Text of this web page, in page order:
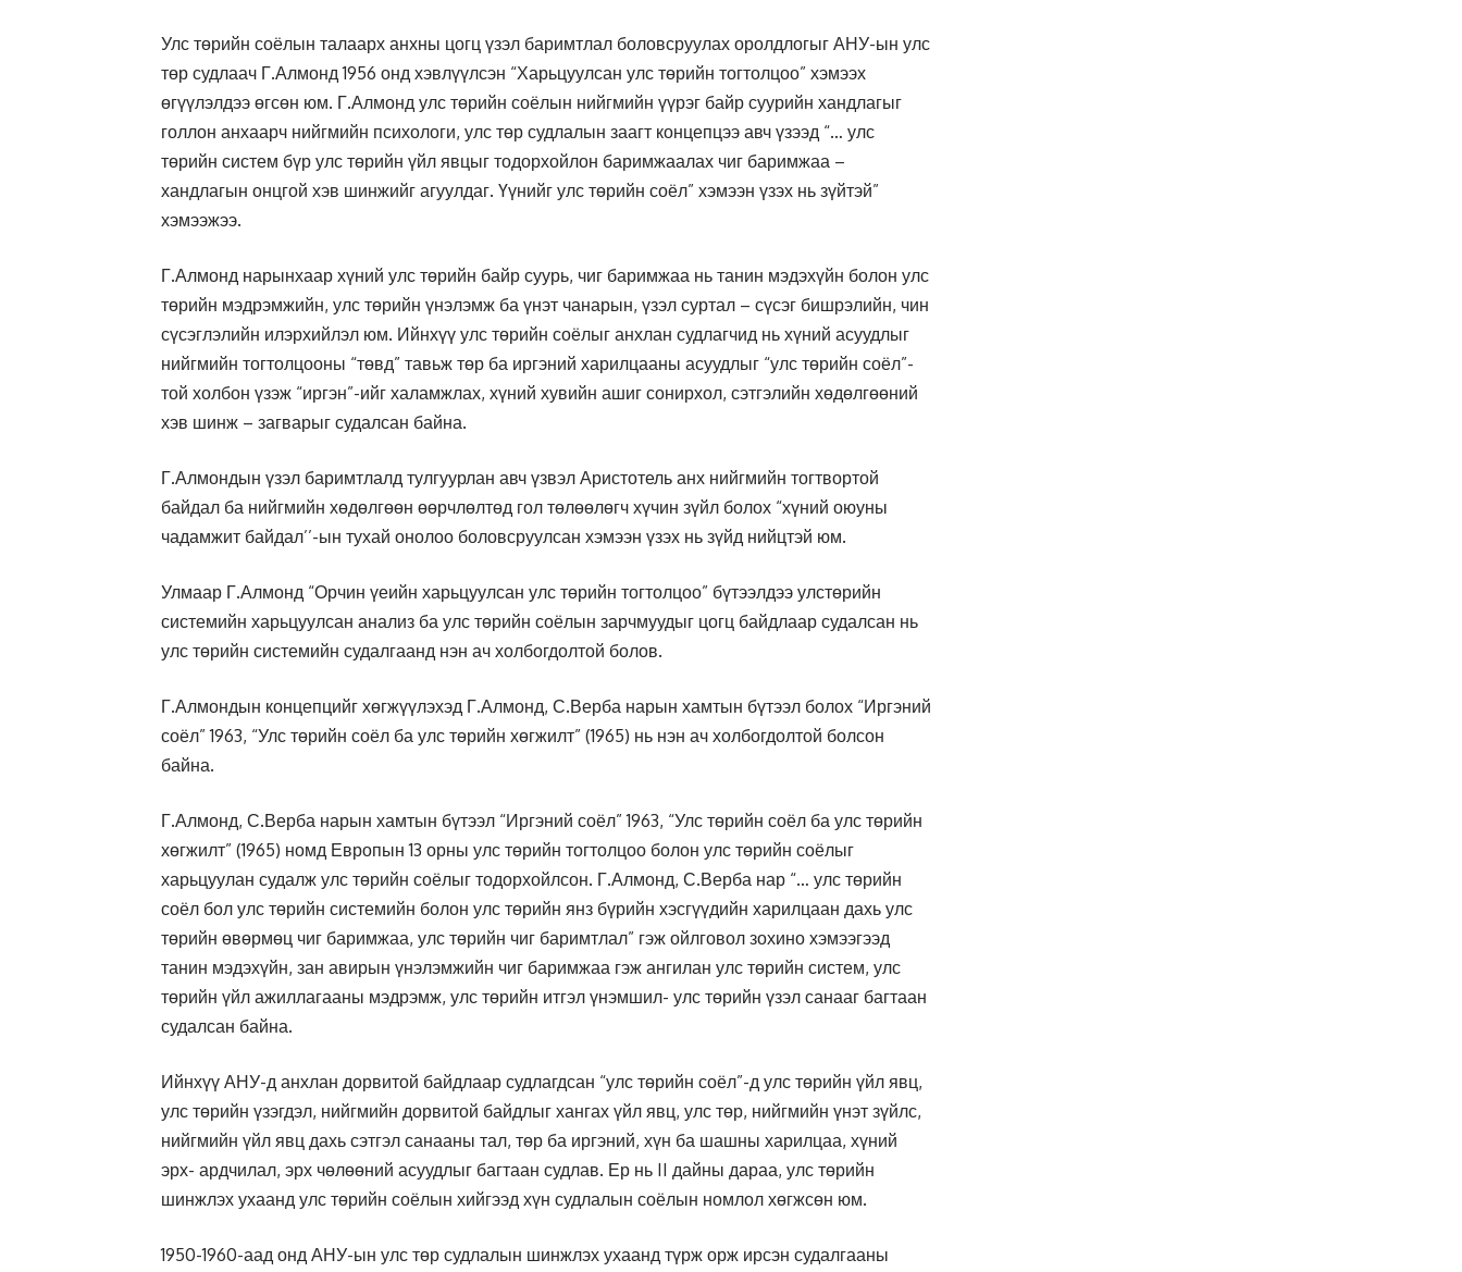
Улс төрийн соёлын талаарх анхны цогц үзэл баримтлал боловсруулах оролдлогыг АНУ-ын улс
төр судлаач Г.Алмонд 1956 онд хэвлүүлсэн “Харьцуулсан улс төрийн тогтолцоо” хэмээх
өгүүлэлдээ өгсөн юм. Г.Алмонд улс төрийн соёлын нийгмийн үүрэг байр суурийн хандлагыг
голлон анхаарч нийгмийн психологи, улс төр судлалын заагт концепцээ авч үзээд “… улс
төрийн систем бүр улс төрийн үйл явцыг тодорхойлон баримжаалах чиг баримжаа –
хандлагын онцгой хэв шинжийг агуулдаг. Үүнийг улс төрийн соёл” хэмээн үзэх нь зүйтэй”
хэмээжээ.
Г.Алмонд нарынхаар хүний улс төрийн байр суурь, чиг баримжаа нь танин мэдэхүйн болон улс
төрийн мэдрэмжийн, улс төрийн үнэлэмж ба үнэт чанарын, үзэл суртал – сүсэг бишрэлийн, чин
сүсэглэлийн илэрхийлэл юм. Ийнхүү улс төрийн соёлыг анхлан судлагчид нь хүний асуудлыг
нийгмийн тогтолцооны “төвд” тавьж төр ба иргэний харилцааны асуудлыг “улс төрийн соёл”-
той холбон үзэж “иргэн”-ийг халамжлах, хүний хувийн ашиг сонирхол, сэтгэлийн хөдөлгөөний
хэв шинж – загварыг судалсан байна.
Г.Алмондын үзэл баримтлалд тулгуурлан авч үзвэл Аристотель анх нийгмийн тогтвортой
байдал ба нийгмийн хөдөлгөөн өөрчлөлтөд гол төлөөлөгч хүчин зүйл болох “хүний оюуны
чадамжит байдал’’-ын тухай онолоо боловсруулсан хэмээн үзэх нь зүйд нийцтэй юм.
Улмаар Г.Алмонд “Орчин үеийн харьцуулсан улс төрийн тогтолцоо” бүтээлдээ улстөрийн
системийн харьцуулсан анализ ба улс төрийн соёлын зарчмуудыг цогц байдлаар судалсан нь
улс төрийн системийн судалгаанд нэн ач холбогдолтой болов.
Г.Алмондын концепцийг хөгжүүлэхэд Г.Алмонд, С.Верба нарын хамтын бүтээл болох “Иргэний
соёл” 1963, “Улс төрийн соёл ба улс төрийн хөгжилт” (1965) нь нэн ач холбогдолтой болсон
байна.
Г.Алмонд, С.Верба нарын хамтын бүтээл “Иргэний соёл” 1963, “Улс төрийн соёл ба улс төрийн
хөгжилт” (1965) номд Европын 13 орны улс төрийн тогтолцоо болон улс төрийн соёлыг
харьцуулан судалж улс төрийн соёлыг тодорхойлсон. Г.Алмонд, С.Верба нар “… улс төрийн
соёл бол улс төрийн системийн болон улс төрийн янз бүрийн хэсгүүдийн харилцаан дахь улс
төрийн өвөрмөц чиг баримжаа, улс төрийн чиг баримтлал” гэж ойлговол зохино хэмээгээд
танин мэдэхүйн, зан авирын үнэлэмжийн чиг баримжаа гэж ангилан улс төрийн систем, улс
төрийн үйл ажиллагааны мэдрэмж, улс төрийн итгэл үнэмшил- улс төрийн үзэл санааг багтаан
судалсан байна.
Ийнхүү АНУ-д анхлан дорвитой байдлаар судлагдсан “улс төрийн соёл”-д улс төрийн үйл явц,
улс төрийн үзэгдэл, нийгмийн дорвитой байдлыг хангах үйл явц, улс төр, нийгмийн үнэт зүйлс,
нийгмийн үйл явц дахь сэтгэл санааны тал, төр ба иргэний, хүн ба шашны харилцаа, хүний
эрх- ардчилал, эрх чөлөөний асуудлыг багтаан судлав. Ер нь II дайны дараа, улс төрийн
шинжлэх ухаанд улс төрийн соёлын хийгээд хүн судлалын соёлын номлол хөгжсөн юм.
1950-1960-аад онд АНУ-ын улс төр судлалын шинжлэх ухаанд түрж орж ирсэн судалгааны